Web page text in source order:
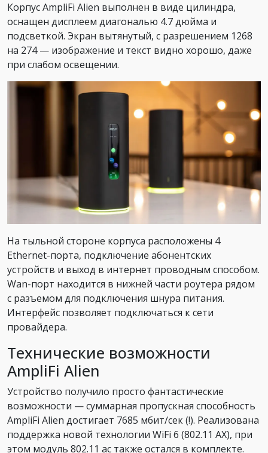
Корпус AmpliFi Alien выполнен в виде цилиндра,
оснащен дисплеем диагональю 4.7 дюйма и
подсветкой. Экран вытянутый, с разрешением 1268
на 274 — изображение и текст видно хорошо, даже
при слабом освещении.
На тыльной стороне корпуса расположены 4
Ethernet-порта, подключение абонентских
устройств и выход в интернет проводным способом.
Wan-порт находится в нижней части роутера рядом
с разъемом для подключения шнура питания.
Интерфейс позволяет подключаться к сети
провайдера.
Технические возможности
AmpliFi Alien
Устройство получило просто фантастические
возможности — суммарная пропускная способность
AmpliFi Alien достигает 7685 мбит/сек (!). Реализована
поддержка новой технологии WiFi 6 (802.11 AX), при
этом модуль 802.11 ac также остался в комплекте.